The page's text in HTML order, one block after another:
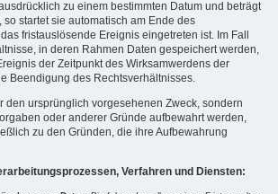
zu einem bestimmten Datum und beträgt
startet sie automatisch am Ende des
fristauslösende Ereignis eingetreten ist. Im Fall
in deren Rahmen Daten gespeichert werden,
der Zeitpunkt des Wirksamwerdens der
Beendigung des Rechtsverhältnisses.
den ursprünglich vorgesehenen Zweck, sondern
oder anderer Gründe aufbewahrt werden,
zu den Gründen, die ihre Aufbewahrung
Verfahren und Diensten: